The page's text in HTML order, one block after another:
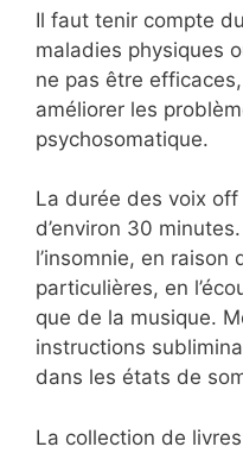
Il faut tenir compte
maladies physiques
ne pas être
améliorer les
psychosomatique.
La durée des voix off
d’environ 30
l’insomnie, en
particulières, en
que de la musique.
instructions
dans les états de
La collection de